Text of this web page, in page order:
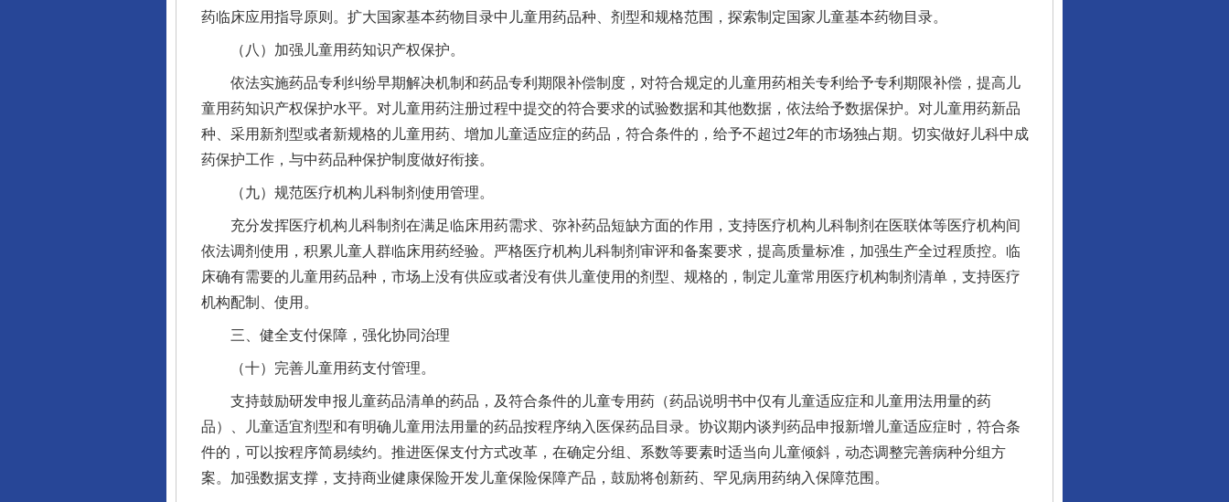
药临床应用指导原则。扩大国家基本药物目录中儿童用药品种、剂型和规格范围，探索制定国家儿童基本药物目录。
（八）加强儿童用药知识产权保护。
依法实施药品专利纠纷早期解决机制和药品专利期限补偿制度，对符合规定的儿童用药相关专利给予专利期限补偿，提高儿
童用药知识产权保护水平。对儿童用药注册过程中提交的符合要求的试验数据和其他数据，依法给予数据保护。对儿童用药新品
种、采用新剂型或者新规格的儿童用药、增加儿童适应症的药品，符合条件的，给予不超过2年的市场独占期。切实做好儿科中成
药保护工作，与中药品种保护制度做好衔接。
（九）规范医疗机构儿科制剂使用管理。
充分发挥医疗机构儿科制剂在满足临床用药需求、弥补药品短缺方面的作用，支持医疗机构儿科制剂在医联体等医疗机构间
依法调剂使用，积累儿童人群临床用药经验。严格医疗机构儿科制剂审评和备案要求，提高质量标准，加强生产全过程质控。临
床确有需要的儿童用药品种，市场上没有供应或者没有供儿童使用的剂型、规格的，制定儿童常用医疗机构制剂清单，支持医疗
机构配制、使用。
三、健全支付保障，强化协同治理
（十）完善儿童用药支付管理。
支持鼓励研发申报儿童药品清单的药品，及符合条件的儿童专用药（药品说明书中仅有儿童适应症和儿童用法用量的药
品）、儿童适宜剂型和有明确儿童用法用量的药品按程序纳入医保药品目录。协议期内谈判药品申报新增儿童适应症时，符合条
件的，可以按程序简易续约。推进医保支付方式改革，在确定分组、系数等要素时适当向儿童倾斜，动态调整完善病种分组方
案。加强数据支撑，支持商业健康保险开发儿童保险保障产品，鼓励将创新药、罕见病用药纳入保障范围。